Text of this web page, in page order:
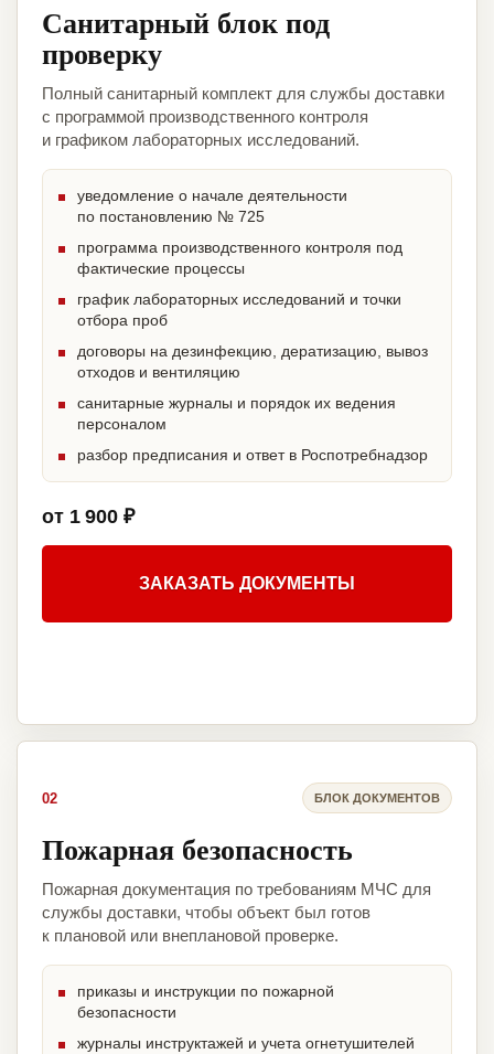
Санитарный блок под
проверку
Полный санитарный комплект для службы доставки
с программой производственного контроля
и графиком лабораторных исследований.
уведомление о начале деятельности
по постановлению № 725
программа производственного контроля под
фактические процессы
график лабораторных исследований и точки
отбора проб
договоры на дезинфекцию, дератизацию, вывоз
отходов и вентиляцию
санитарные журналы и порядок их ведения
персоналом
разбор предписания и ответ в Роспотребнадзор
от 1 900 ₽
ЗАКАЗАТЬ ДОКУМЕНТЫ
02 БЛОК ДОКУМЕНТОВ
Пожарная безопасность
Пожарная документация по требованиям МЧС для
службы доставки, чтобы объект был готов
к плановой или внеплановой проверке.
приказы и инструкции по пожарной
безопасности
журналы инструктажей и учета огнетушителей